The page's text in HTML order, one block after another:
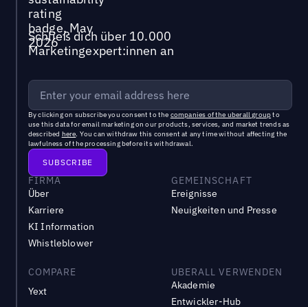
Schließ dich über 10.000
Marketingexpert:innen an
By clicking on subscribe you consent to the companies of the uberall groupto
use this data for email marketing on our products, services, and market trends as
described here. You can withdraw this consent at any time without affecting the
lawfulness of the processing before its withdrawal.
FIRMA
Über
Karriere
KI Information
Whistleblower
GEMEINSCHAFT
Ereignisse
Neuigkeiten und Presse
COMPARE
Yext
UBERALL VERWENDEN
Akademie
Entwickler-Hub